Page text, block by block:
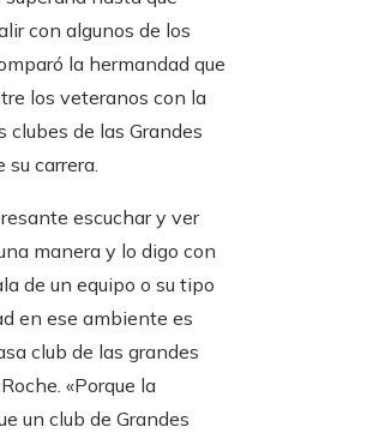
con algunos de los
la hermandad que
los veteranos con la
clubes de las Grandes
su carrera.
escuchar y ver
manera y lo digo con
de un equipo o su tipo
en ese ambiente es
club de las grandes
«Porque la
un club de Grandes